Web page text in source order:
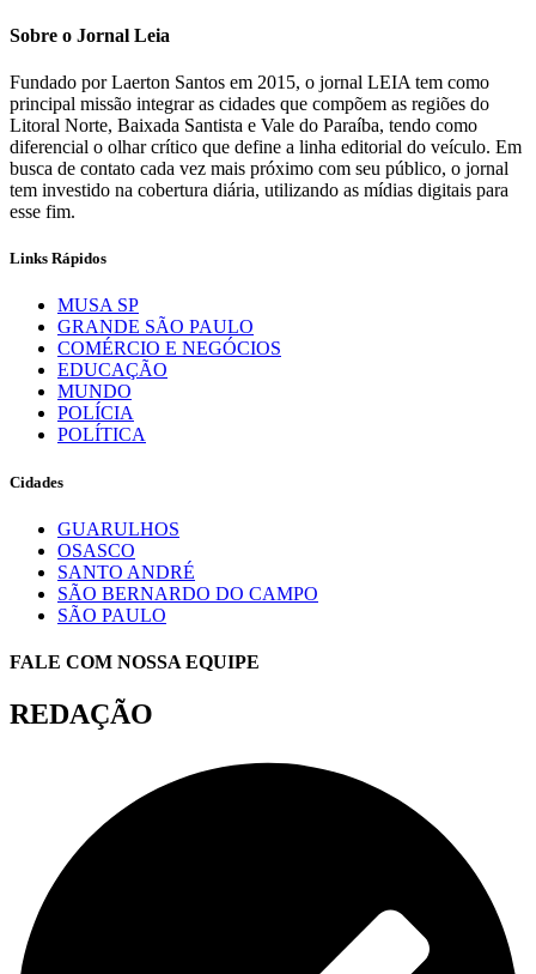
Sobre o Jornal Leia
Fundado por Laerton Santos em 2015, o jornal LEIA tem como
principal missão integrar as cidades que compõem as regiões do
Litoral Norte, Baixada Santista e Vale do Paraíba, tendo como
diferencial o olhar crítico que define a linha editorial do veículo. Em
busca de contato cada vez mais próximo com seu público, o jornal
tem investido na cobertura diária, utilizando as mídias digitais para
esse fim.
Links Rápidos
MUSA SP
GRANDE SÃO PAULO
COMÉRCIO E NEGÓCIOS
EDUCAÇÃO
MUNDO
POLÍCIA
POLÍTICA
Cidades
GUARULHOS
OSASCO
SANTO ANDRÉ
SÃO BERNARDO DO CAMPO
SÃO PAULO
FALE COM NOSSA EQUIPE
REDAÇÃO